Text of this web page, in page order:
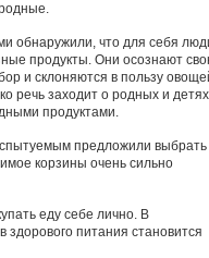
обнаружили, что для себя
продукты. Они осознают
и склоняются в пользу
речь заходит о родных и
продуктами.
предложили выбрать
корзины очень сильно
еду себе лично. В
питания становится